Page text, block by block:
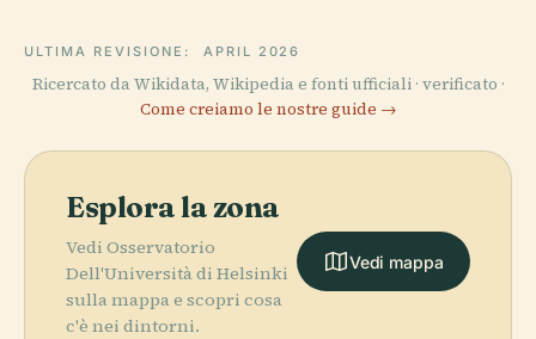
ULTIMA REVISIONE: APRIL 2026
Ricercato da Wikidata, Wikipedia e fonti ufficiali · verificato ·
Come creiamo le nostre guide →
Esplora la zona
Vedi Osservatorio
Dell'Università di Helsinki
sulla mappa e scopri cosa
c'è nei dintorni.
Vedi mappa